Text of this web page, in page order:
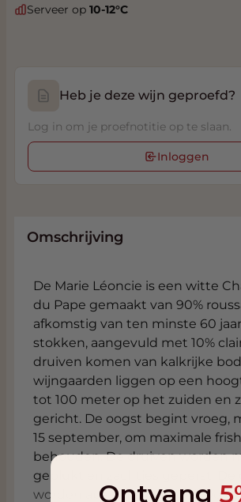
Serveer op 10-12°C
Heb je deze wijn geproefd?
Log in om je proefnotitie op te slaan.
Inloggen
Omschrijving
De Marie Léoncie is een witte
du Pape gemaakt van 90%
afkomstig van ten minste 60
stokken, aangevuld met 10%
druiven komen van kalkrijke
wijngaarden liggen op een
tot 100 meter op het zuiden en
gericht. De oogst begint vroeg,
15 september, om maximale
behouden. De druiven worden
geplukt en zachtjes geperst. De
worden apart gevinifieerd. De
Ontvang